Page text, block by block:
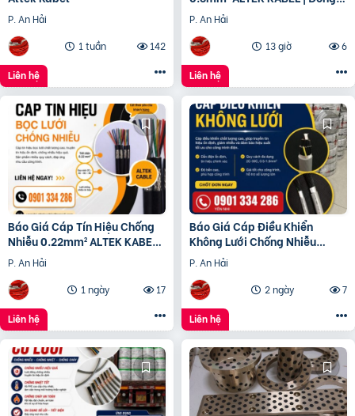
P. An Hải
1 tuần
142
Liên hệ
Nguyên Chất 100%
P. An Hải
13 giờ
6
Liên hệ
Báo Giá Cáp Tín Hiệu Chống
Nhiễu 0.22mm² ALTEK KABEL |
Đồng Nguyên Chất 100%
P. An Hải
1 ngày
17
Liên hệ
Báo Giá Cáp Điều Khiển
Không Lưới Chống Nhiễu
ALTEK KABEL | Đồng Nguyên
Chất 100%
P. An Hải
2 ngày
7
Liên hệ